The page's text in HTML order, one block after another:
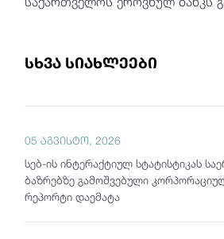
სხვა სიახლეები
05 აგვისტო, 2026
სებ-ის ინტერაქტიულ სტატისტიკას
ბაზრებზე გამოშვებული
რეპორტი დაემატა